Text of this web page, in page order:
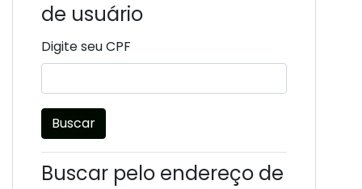
de usuário
Digite seu CPF
Buscar pelo endereço de